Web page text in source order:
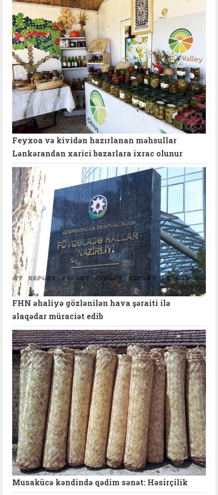
Feyxoa və kividən hazırlanan məhsullar
Lənkərandan xarici bazarlara ixrac olunur
FHN əhaliyə gözlənilən hava şəraiti ilə
əlaqədar müraciət edib
Musakücə kəndində qədim sənət: Həsirçilik